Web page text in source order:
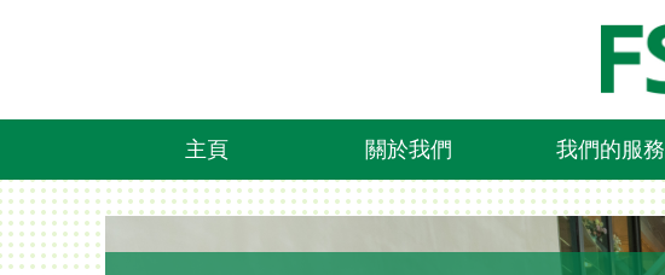
主頁 關於我們 我們的服務